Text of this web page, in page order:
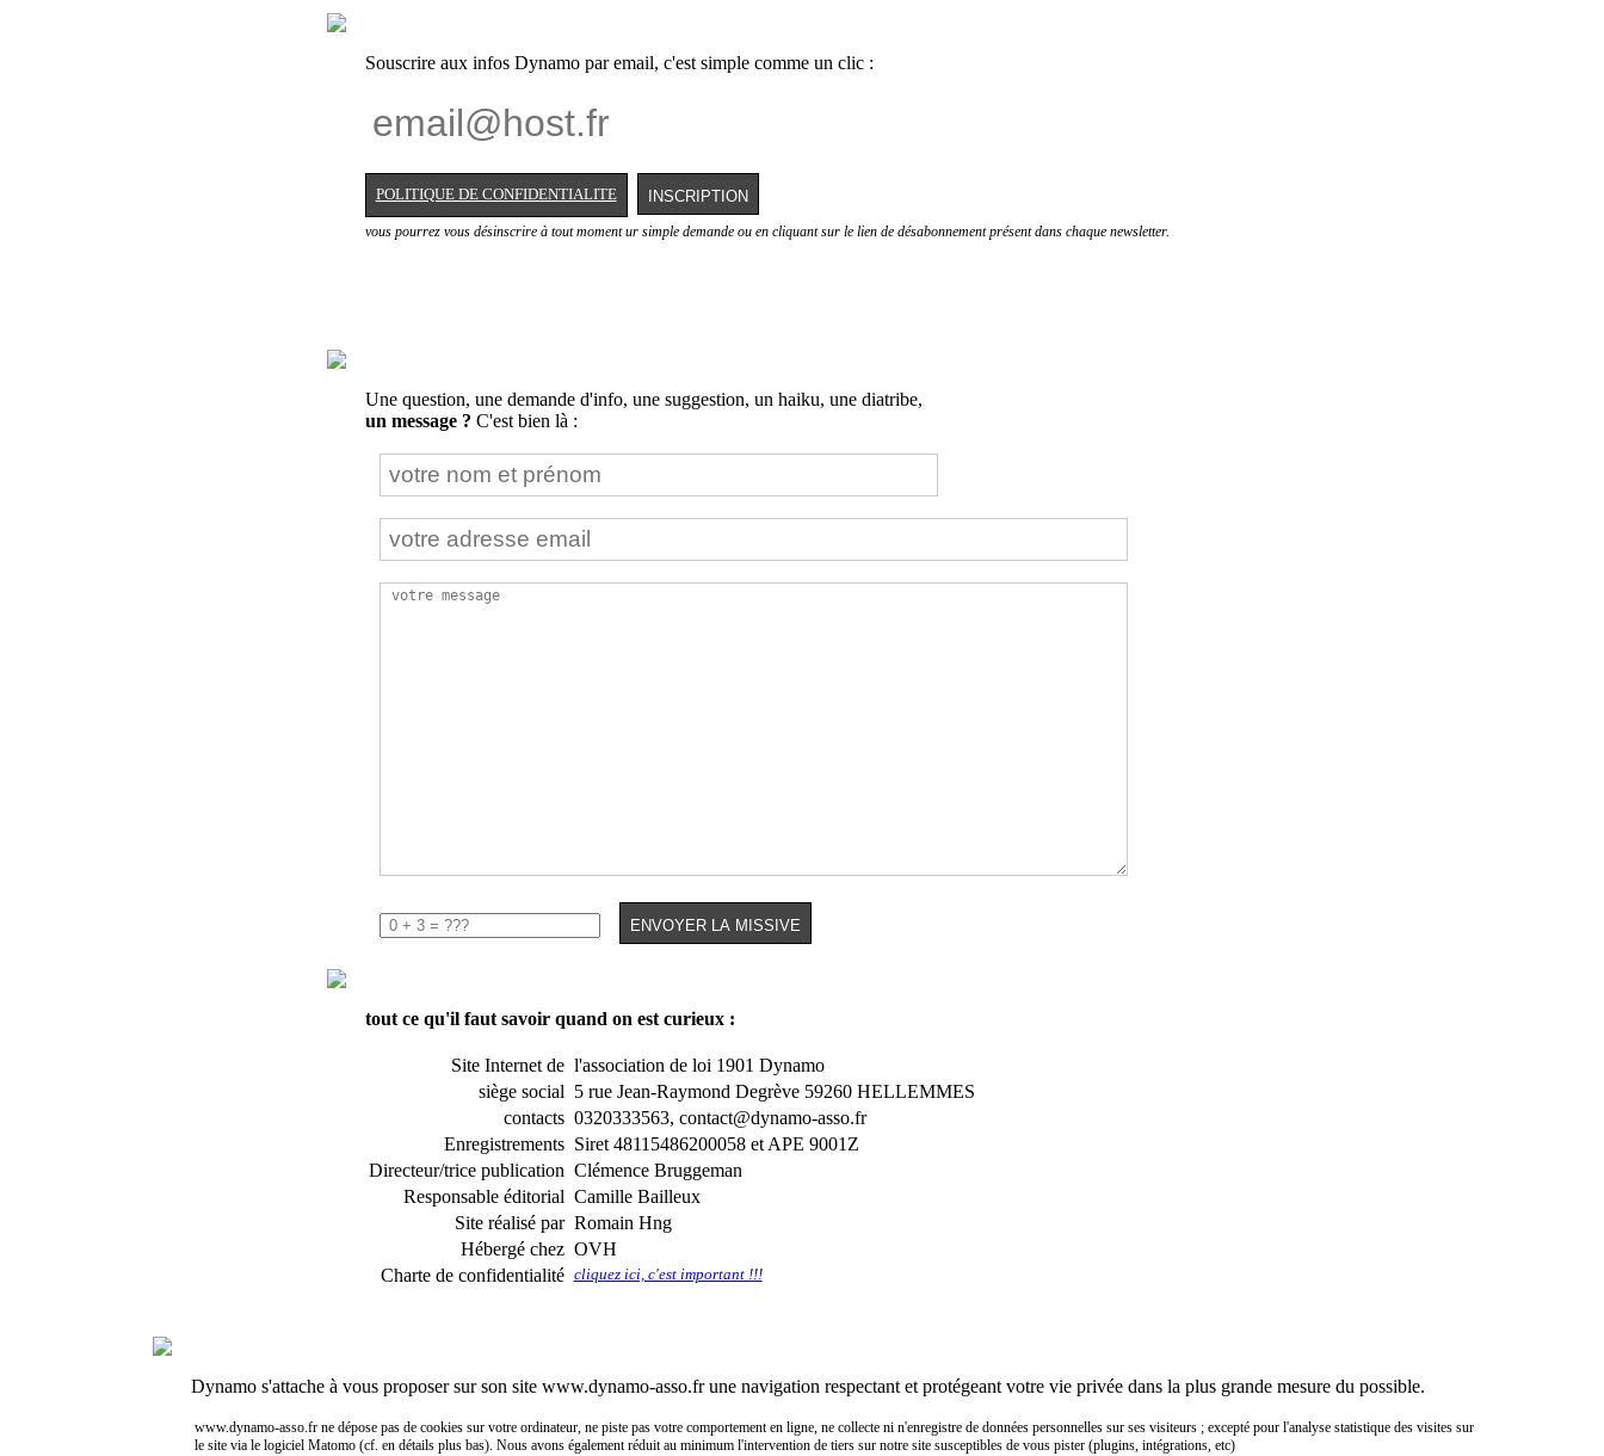
Souscrire aux infos Dynamo par email, c'est simple comme un clic :
POLITIQUE DE CONFIDENTIALITE
vous pourrez vous désinscrire à tout moment ur simple demande ou en cliquant sur le lien de désabonnement présent dans chaque newsletter.
Une question, une demande d'info, une suggestion, un haiku, une diatribe,
un message ? C'est bien là :
tout ce qu'il faut savoir quand on est curieux :
Site Internet de l'association de loi 1901 Dynamo
siège social 5 rue Jean-Raymond Degrève 59260 HELLEMMES
contacts 0320333563, contact@dynamo-asso.fr
Enregistrements Siret 48115486200058 et APE 9001Z
Directeur/trice publication Clémence Bruggeman
Responsable éditorial Camille Bailleux
Site réalisé par Romain Hng
Hébergé chez OVH
Charte de confidentialité
cliquez ici, c'est important !!!
Dynamo s'attache à vous proposer sur son site www.dynamo-asso.fr une navigation respectant et protégeant votre vie privée dans la plus grande mesure du possible.
www.dynamo-asso.fr ne dépose pas de cookies sur votre ordinateur, ne piste pas votre comportement en ligne, ne collecte ni n'enregistre de données personnelles sur ses visiteurs ; excepté pour l'analyse statistique des visites sur
le site via le logiciel Matomo (cf. en détails plus bas). Nous avons également réduit au minimum l'intervention de tiers sur notre site susceptibles de vous pister (plugins, intégrations, etc)